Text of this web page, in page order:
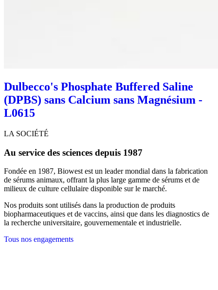
Dulbecco's Phosphate Buffered Saline
(DPBS) sans Calcium sans Magnésium -
L0615
LA SOCIÉTÉ
Au service des sciences depuis 1987
Fondée en 1987, Biowest est un leader mondial dans la fabrication
de sérums animaux, offrant la plus large gamme de sérums et de
milieux de culture cellulaire disponible sur le marché.
Nos produits sont utilisés dans la production de produits
biopharmaceutiques et de vaccins, ainsi que dans les diagnostics de
la recherche universitaire, gouvernementale et industrielle.
Tous nos engagements